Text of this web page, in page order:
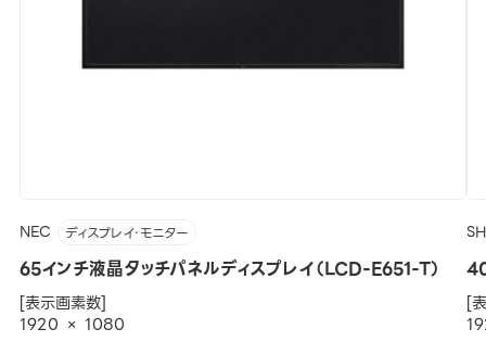
NEC ディスプレイ・モニター
65インチ液晶タッチパネルディスプレイ（LCD-E651-T）
[表示画素数]
1920 × 1080
[